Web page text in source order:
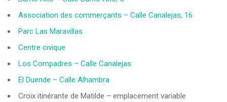
Association des commerçants – Calle Canalejas, 16
Parc Las Maravillas
Centre civique
Los Compadres – Calle Canalejas
El Duende – Calle Alhambra
Croix itinérante de Matilde – emplacement variable